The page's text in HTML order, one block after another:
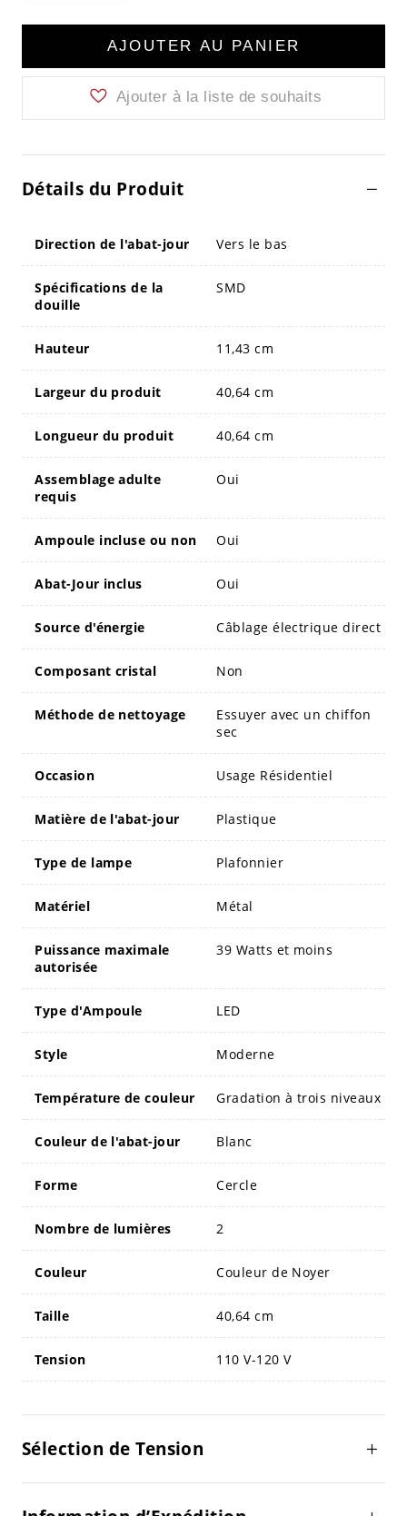
AJOUTER AU PANIER
Ajouter à la liste de souhaits
Détails du Produit
Direction de l'abat-jour Vers le bas
Spécifications de la
douille
SMD
Hauteur 11,43 cm
Largeur du produit 40,64 cm
Longueur du produit 40,64 cm
Assemblage adulte
requis
Oui
Ampoule incluse ou non Oui
Abat-Jour inclus Oui
Source d'énergie Câblage électrique direct
Composant cristal Non
Méthode de nettoyage
Essuyer avec un chiffon
sec
Occasion Usage Résidentiel
Matière de l'abat-jour Plastique
Type de lampe Plafonnier
Matériel Métal
Puissance maximale
autorisée
39 Watts et moins
Type d'Ampoule LED
Style Moderne
Température de couleur Gradation à trois niveaux
Couleur de l'abat-jour Blanc
Forme Cercle
Nombre de lumières 2
Couleur Couleur de Noyer
Taille 40,64 cm
Tension 110 V-120 V
Sélection de Tension